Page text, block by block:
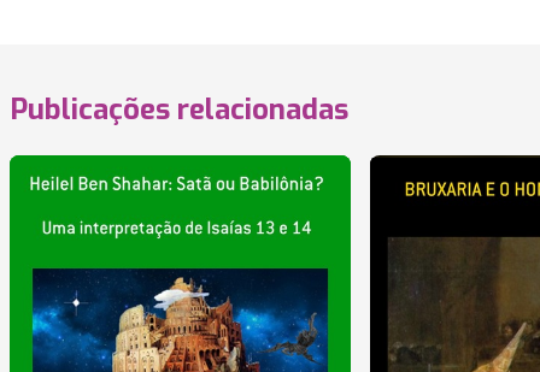
Publicações relacionadas